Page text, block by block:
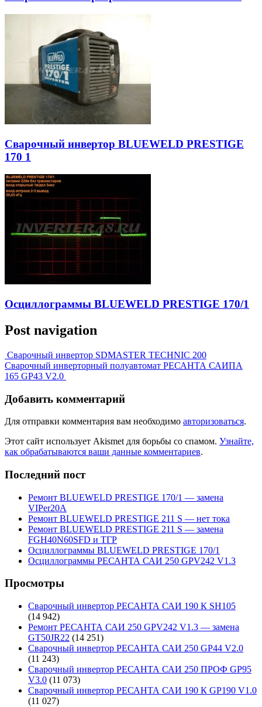
Сварочный инвертор BLUEWELD PRESTIGE
170 1
Осциллограммы BLUEWELD PRESTIGE 170/1
Post navigation
Сварочный инвертор SDMASTER TECHNIC 200
Сварочный инверторный полуавтомат РЕСАНТА САИПА
165 GP43 V2.0
Добавить комментарий
Для отправки комментария вам необходимо авторизоваться.
Этот сайт использует Akismet для борьбы со спамом. Узнайте,
как обрабатываются ваши данные комментариев.
Последний пост
Ремонт BLUEWELD PRESTIGE 170/1 — замена
VIPer20A
Ремонт BLUEWELD PRESTIGE 211 S — нет тока
Ремонт BLUEWELD PRESTIGE 211 S — замена
FGH40N60SFD и ТГР
Осциллограммы BLUEWELD PRESTIGE 170/1
Осциллограммы РЕСАНТА САИ 250 GPV242 V1.3
Просмотры
Сварочный инвертор РЕСАНТА САИ 190 К SH105
(14 942)
Ремонт РЕСАНТА САИ 250 GPV242 V1.3 — замена
GT50JR22 (14 251)
Сварочный инвертор РЕСАНТА САИ 250 GP44 V2.0
(11 243)
Сварочный инвертор РЕСАНТА САИ 250 ПРОФ GP95
V3.0 (11 073)
Сварочный инвертор РЕСАНТА САИ 190 К GP190 V1.0
(11 027)